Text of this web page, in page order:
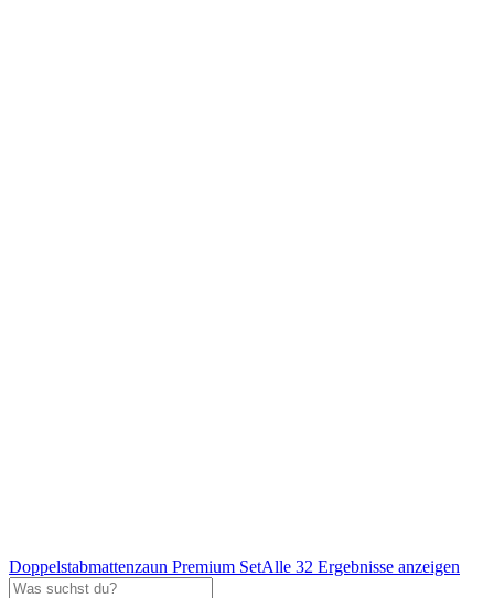
Doppelstabmattenzaun Premium SetAlle 32 Ergebnisse anzeigen